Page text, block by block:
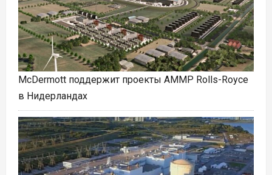
McDermott поддержит проекты АММР Rolls-Royce
в Нидерландах